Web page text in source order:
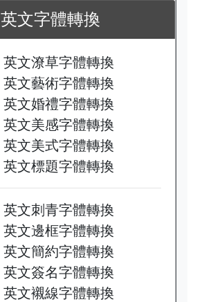
英文字體轉換
英文潦草字體轉換
英文藝術字體轉換
英文婚禮字體轉換
英文美感字體轉換
英文美式字體轉換
英文標題字體轉換
英文刺青字體轉換
英文邊框字體轉換
英文簡約字體轉換
英文簽名字體轉換
英文襯線字體轉換